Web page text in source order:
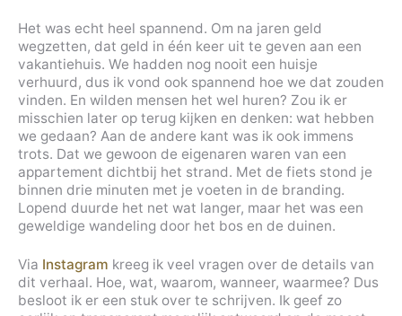
Het was echt heel spannend. Om na jaren geld
wegzetten, dat geld in één keer uit te geven aan een
vakantiehuis. We hadden nog nooit een huisje
verhuurd, dus ik vond ook spannend hoe we dat zouden
vinden. En wilden mensen het wel huren? Zou ik er
misschien later op terug kijken en denken: wat hebben
we gedaan? Aan de andere kant was ik ook immens
trots. Dat we gewoon de eigenaren waren van een
appartement dichtbij het strand. Met de fiets stond je
binnen drie minuten met je voeten in de branding.
Lopend duurde het net wat langer, maar het was een
geweldige wandeling door het bos en de duinen.
Via Instagram kreeg ik veel vragen over de details van
dit verhaal. Hoe, wat, waarom, wanneer, waarmee? Dus
besloot ik er een stuk over te schrijven. Ik geef zo